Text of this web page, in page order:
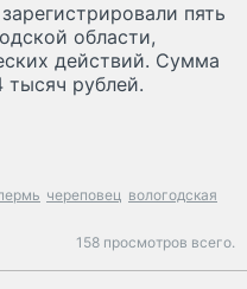
пять
области,
действий. Сумма
тысяч рублей.
череповец вологодская
158 просмотров всего.